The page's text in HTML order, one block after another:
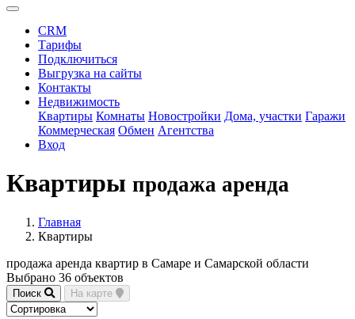
CRM
Тарифы
Подключиться
Выгрузка на сайты
Контакты
Недвижимость
Квартиры Комнаты Новостройки Дома, участки Гаражи
Коммерческая Обмен Агентства
Вход
Квартиры продажа аренда
Главная
Квартиры
продажа аренда квартир в Самаре и Самарской области
Выбрано 36 объектов
Поиск На карте